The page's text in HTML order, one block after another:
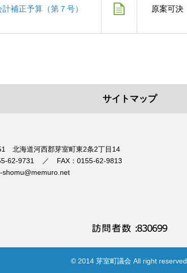
補正予算（第７号） 原案可決
サイトマップ
北海道河西郡芽室町東2条2丁目14
62-9731
FAX：0155-62-9813
shomu@memuro.net
© 2014 芽室町議会 All right reserved.